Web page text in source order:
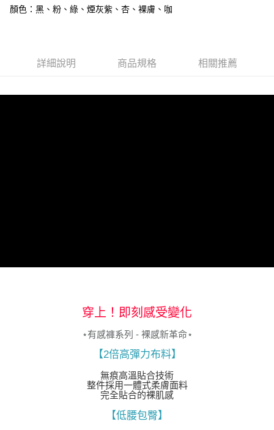
黑貓宅配
顏色：黑、粉、綠、煙灰紫、杏、裸膚、咖
詳細說明 商品規格 相關推薦
穿上！即刻感受變化
⋆有感褲系列 - 裸感新革命⋆
【2倍高彈力布料】
無痕高溫貼合技術
整件採用一體式柔膚面料
完全貼合的裸肌感
【低腰包臀】